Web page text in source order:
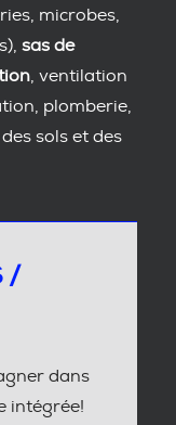
microbes,
sas de
, ventilation
plomberie,
sols et des
/
dans
intégrée!